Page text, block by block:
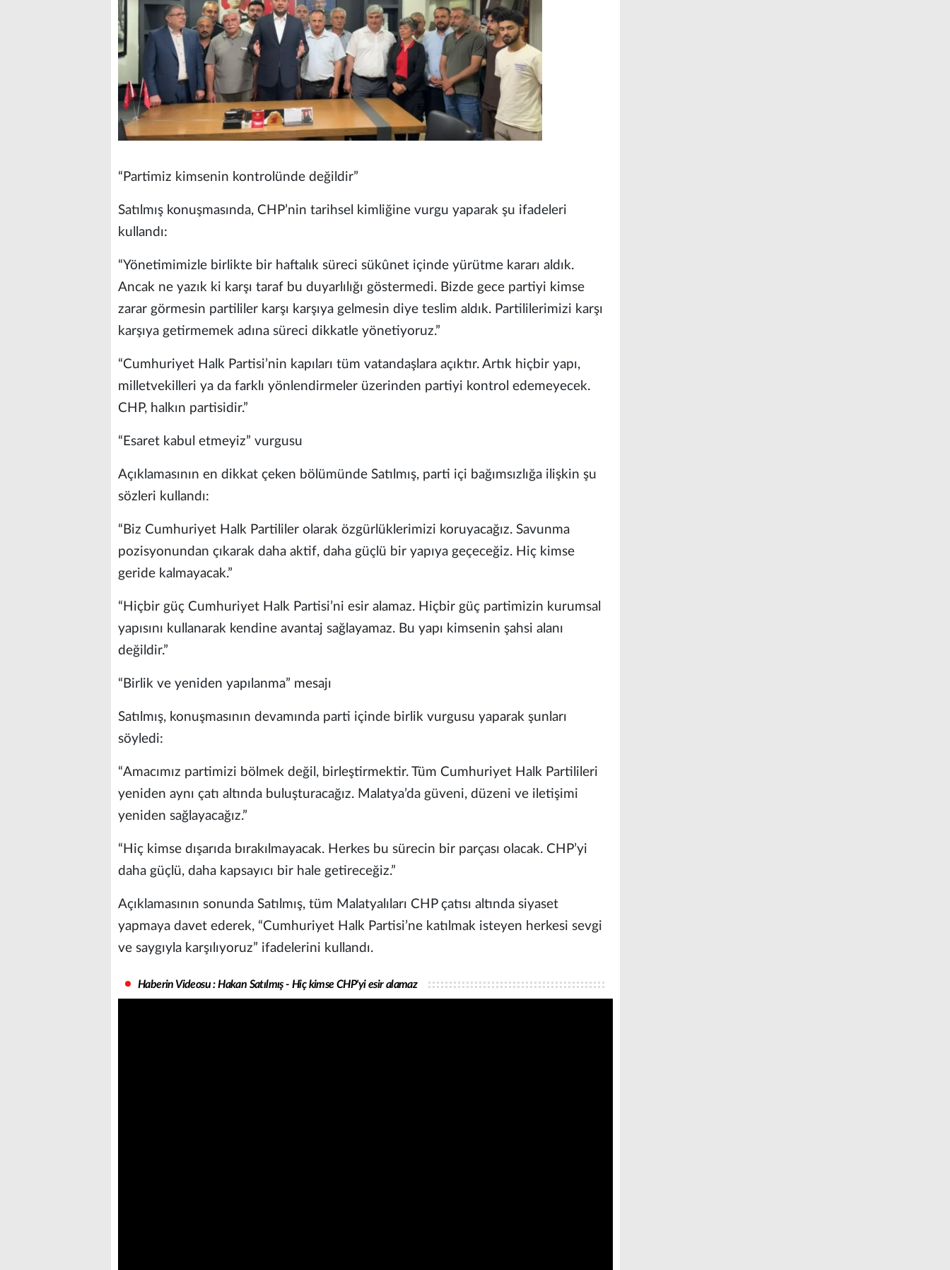
“Partimiz kimsenin kontrolünde değildir”
Satılmış konuşmasında, CHP’nin tarihsel kimliğine vurgu yaparak şu ifadeleri
kullandı:
“Yönetimimizle birlikte bir haftalık süreci sükûnet içinde yürütme kararı aldık.
Ancak ne yazık ki karşı taraf bu duyarlılığı göstermedi. Bizde gece partiyi kimse
zarar görmesin partililer karşı karşıya gelmesin diye teslim aldık. Partililerimizi karşı
karşıya getirmemek adına süreci dikkatle yönetiyoruz.”
“Cumhuriyet Halk Partisi’nin kapıları tüm vatandaşlara açıktır. Artık hiçbir yapı,
milletvekilleri ya da farklı yönlendirmeler üzerinden partiyi kontrol edemeyecek.
CHP, halkın partisidir.”
“Esaret kabul etmeyiz” vurgusu
Açıklamasının en dikkat çeken bölümünde Satılmış, parti içi bağımsızlığa ilişkin şu
sözleri kullandı:
“Biz Cumhuriyet Halk Partililer olarak özgürlüklerimizi koruyacağız. Savunma
pozisyonundan çıkarak daha aktif, daha güçlü bir yapıya geçeceğiz. Hiç kimse
geride kalmayacak.”
“Hiçbir güç Cumhuriyet Halk Partisi’ni esir alamaz. Hiçbir güç partimizin kurumsal
yapısını kullanarak kendine avantaj sağlayamaz. Bu yapı kimsenin şahsi alanı
değildir.”
“Birlik ve yeniden yapılanma” mesajı
Satılmış, konuşmasının devamında parti içinde birlik vurgusu yaparak şunları
söyledi:
“Amacımız partimizi bölmek değil, birleştirmektir. Tüm Cumhuriyet Halk Partilileri
yeniden aynı çatı altında buluşturacağız. Malatya’da güveni, düzeni ve iletişimi
yeniden sağlayacağız.”
“Hiç kimse dışarıda bırakılmayacak. Herkes bu sürecin bir parçası olacak. CHP’yi
daha güçlü, daha kapsayıcı bir hale getireceğiz.”
Açıklamasının sonunda Satılmış, tüm Malatyalıları CHP çatısı altında siyaset
yapmaya davet ederek, “Cumhuriyet Halk Partisi’ne katılmak isteyen herkesi sevgi
ve saygıyla karşılıyoruz” ifadelerini kullandı.
Haberin Videosu : Hakan Satılmış - Hiç kimse CHP'yi esir alamaz